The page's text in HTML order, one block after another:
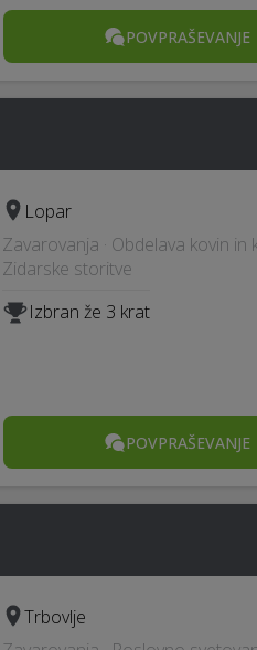
POVPRAŠEVANJE
Lopar
Zavarovanja · Obdelava kovin in
Zidarske storitve
Izbran že 3 krat
POVPRAŠEVANJE
Trbovlje